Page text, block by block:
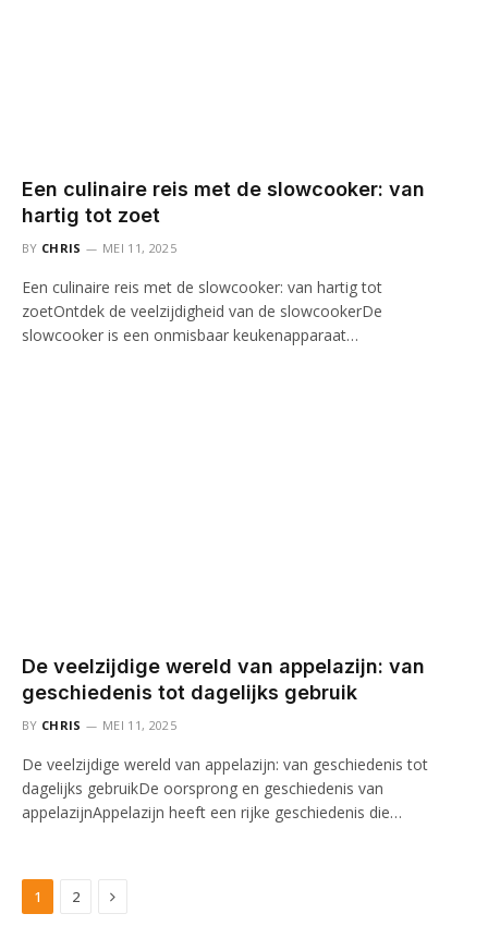
Een culinaire reis met de slowcooker: van
hartig tot zoet
BY CHRIS MEI 11, 2025
Een culinaire reis met de slowcooker: van hartig tot
zoetOntdek de veelzijdigheid van de slowcookerDe
slowcooker is een onmisbaar keukenapparaat…
De veelzijdige wereld van appelazijn: van
geschiedenis tot dagelijks gebruik
BY CHRIS MEI 11, 2025
De veelzijdige wereld van appelazijn: van geschiedenis tot
dagelijks gebruikDe oorsprong en geschiedenis van
appelazijnAppelazijn heeft een rijke geschiedenis die…
1 2 Next